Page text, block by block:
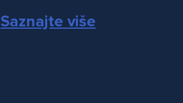
Saznajte više